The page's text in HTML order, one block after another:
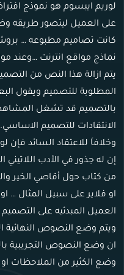
لوريم ايبسوم هو نموذج
على العميل ليتصور طريقه
كانت تصاميم مطبوعه …
نماذج مواقع انترنت …وعند
يتم ازالة هذا النص من
المطلوبة للتصميم ويقول
بالتصميم قد تشغل
الانتقادات للتصميم الاساسي.
وخلافاَ للاعتقاد السائد
إن له جذور في الأدب اللاتيني
من كتاب حول أقاصي الخير
او فلاير على سبيل المثال …
العميل المبدئيه على
ويتم وضع النصوص النهائية
ان وضع النصوص التجريبية
وضع الكثير من الملاحظات